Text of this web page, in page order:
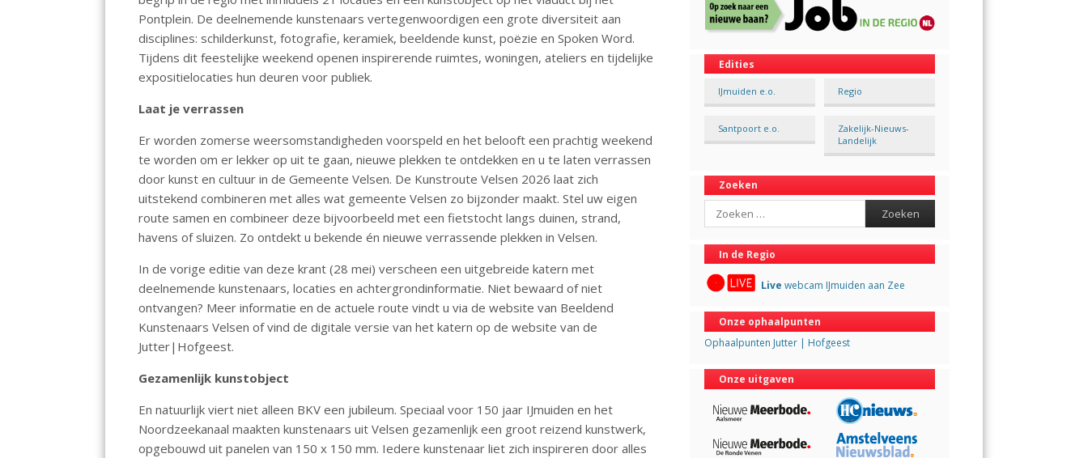
o
k
p
p
n
Pontplein. De deelnemende kunstenaars vertegenwoordigen een grote diversiteit aan
disciplines: schilderkunst, fotografie, keramiek, beeldende kunst, poëzie en Spoken Word.
Tijdens dit feestelijke weekend openen inspirerende ruimtes, woningen, ateliers en tijdelijke
expositielocaties hun deuren voor publiek.
Laat je verrassen
Er worden zomerse weersomstandigheden voorspeld en het belooft een prachtig weekend
te worden om er lekker op uit te gaan, nieuwe plekken te ontdekken en u te laten verrassen
door kunst en cultuur in de Gemeente Velsen. De Kunstroute Velsen 2026 laat zich
uitstekend combineren met alles wat gemeente Velsen zo bijzonder maakt. Stel uw eigen
route samen en combineer deze bijvoorbeeld met een fietstocht langs duinen, strand,
havens of sluizen. Zo ontdekt u bekende én nieuwe verrassende plekken in Velsen.
In de vorige editie van deze krant (28 mei) verscheen een uitgebreide katern met
deelnemende kunstenaars, locaties en achtergrondinformatie. Niet bewaard of niet
ontvangen? Meer informatie en de actuele route vindt u via de website van Beeldend
Kunstenaars Velsen of vind de digitale versie van het katern op de website van de
Jutter|Hofgeest.
Gezamenlijk kunstobject
En natuurlijk viert niet alleen BKV een jubileum. Speciaal voor 150 jaar IJmuiden en het
Noordzeekanaal maakten kunstenaars uit Velsen gezamenlijk een groot reizend kunstwerk,
opgebouwd uit panelen van 150 x 150 mm. Iedere kunstenaar liet zich inspireren door alles
Edities
IJmuiden e.o. Regio
Santpoort e.o.
Zakelijk-Nieuws-
Landelijk
Zoeken
Search
In de Regio
Live webcam IJmuiden aan Zee
Onze ophaalpunten
Ophaalpunten Jutter | Hofgeest
Onze uitgaven